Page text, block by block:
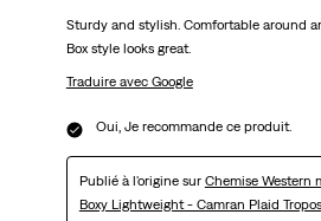
Sturdy and stylish. Comfortable around
Box style looks great.
Traduire avec Google
Oui, Je recommande ce produit.
Publié à l'origine sur Chemise Western
Boxy Lightweight - Camran Plaid